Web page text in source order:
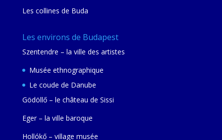
Les collines de Buda
Les environs de Budapest
Szentendre – la ville des artistes
Musée ethnographique
Le coude de Danube
Gödöllő – le château de Sissi
Eger – la ville baroque
Hollókő – village musée